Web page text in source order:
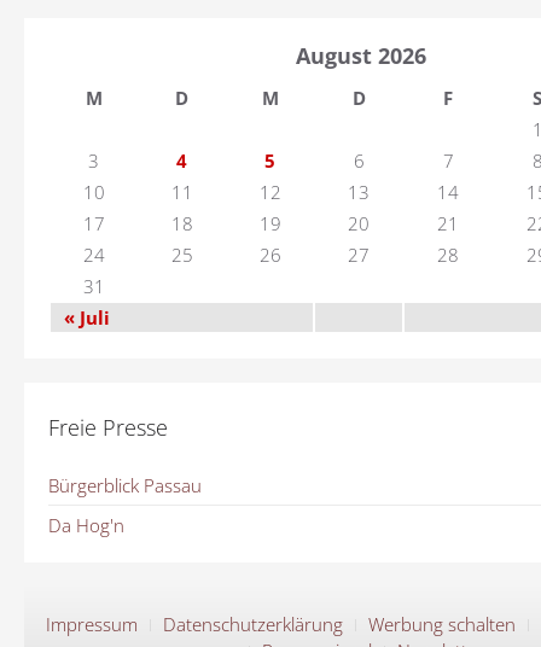
August 2026
M D M D F
S
3
4 5 6 7
10
11 12 13 14
17
18 19 20 21
24
25 26 27 28
31
« Juli
Freie Presse
Bürgerblick Passau
Da Hog'n
Impressum Datenschutzerklärung
Werbung schalten